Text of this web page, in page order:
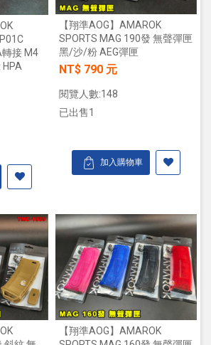
轉接 M4
【翔準AOG】AMAROK
SPORTS MAG 190發 無聲彈匣
黑/沙/粉 AEG彈匣
NT$ 790 元
閱覽人數:148
已出售1
加入購物車
【翔準AOG】AMAROK